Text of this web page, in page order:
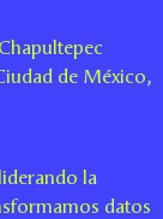
de México,
la
datos